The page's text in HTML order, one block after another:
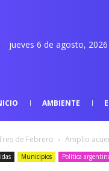
jueves 6 de agosto, 2026
AMBIENTE
de Febrero Amplio
Municipios Política